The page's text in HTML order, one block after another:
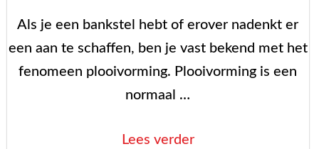
Duurzaamheid”
Als je een bankstel hebt of erover nadenkt er
een aan te schaffen, ben je vast bekend met het
fenomeen plooivorming. Plooivorming is een
normaal …
Lees verder“Plooivorming